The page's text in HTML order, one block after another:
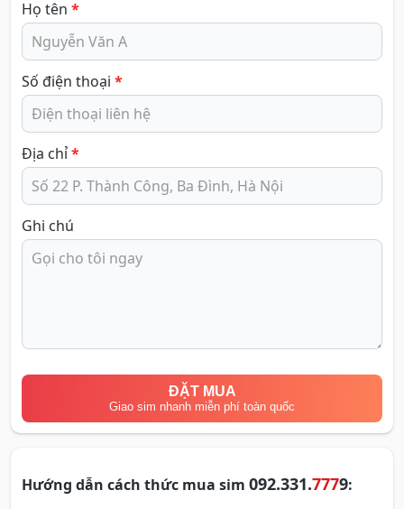
Họ tên *
Số điện thoại *
Địa chỉ*
Ghi chú
ĐẶT MUA
Giao sim nhanh miễn phí toàn quốc
Hướng dẫn cách thức mua sim 092.331.7779: